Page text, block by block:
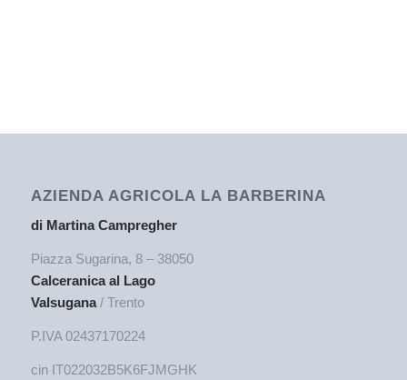
AZIENDA AGRICOLA LA BARBERINA
di Martina Campregher
Piazza Sugarina, 8 – 38050
Calceranica al Lago
Valsugana/ Trento
P.IVA 02437170224
cin IT022032B5K6FJMGHK